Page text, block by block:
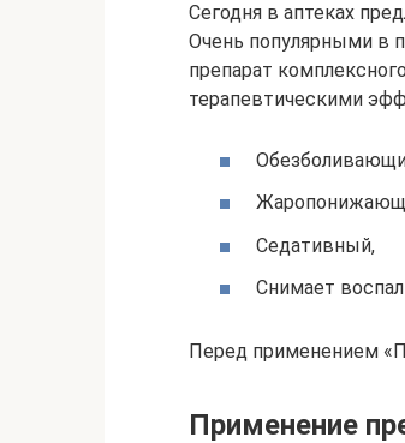
Сегодня в аптеках
Очень популярными в
препарат
терапевтическими
Седативный,
Снимает
Перед применением
Применение